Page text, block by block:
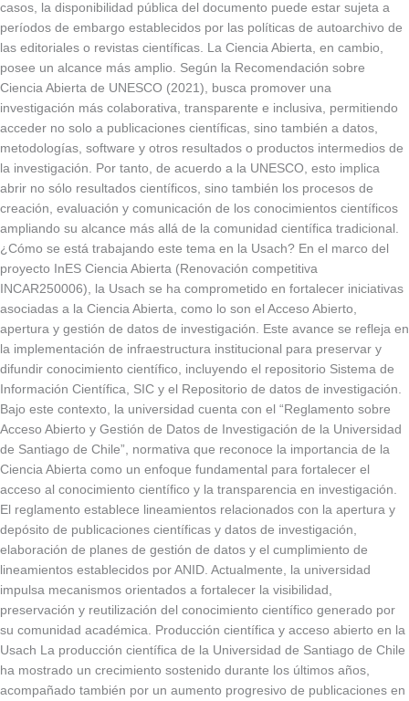
casos, la disponibilidad pública del documento puede estar sujeta a
períodos de embargo establecidos por las políticas de autoarchivo de
las editoriales o revistas científicas. La Ciencia Abierta, en cambio,
posee un alcance más amplio. Según la Recomendación sobre
Ciencia Abierta de UNESCO (2021), busca promover una
investigación más colaborativa, transparente e inclusiva, permitiendo
acceder no solo a publicaciones científicas, sino también a datos,
metodologías, software y otros resultados o productos intermedios de
la investigación. Por tanto, de acuerdo a la UNESCO, esto implica
abrir no sólo resultados científicos, sino también los procesos de
creación, evaluación y comunicación de los conocimientos científicos
ampliando su alcance más allá de la comunidad científica tradicional.
¿Cómo se está trabajando este tema en la Usach? En el marco del
proyecto InES Ciencia Abierta (Renovación competitiva
INCAR250006), la Usach se ha comprometido en fortalecer iniciativas
asociadas a la Ciencia Abierta, como lo son el Acceso Abierto,
apertura y gestión de datos de investigación. Este avance se refleja en
la implementación de infraestructura institucional para preservar y
difundir conocimiento científico, incluyendo el repositorio Sistema de
Información Científica, SIC y el Repositorio de datos de investigación.
Bajo este contexto, la universidad cuenta con el “Reglamento sobre
Acceso Abierto y Gestión de Datos de Investigación de la Universidad
de Santiago de Chile”, normativa que reconoce la importancia de la
Ciencia Abierta como un enfoque fundamental para fortalecer el
acceso al conocimiento científico y la transparencia en investigación.
El reglamento establece lineamientos relacionados con la apertura y
depósito de publicaciones científicas y datos de investigación,
elaboración de planes de gestión de datos y el cumplimiento de
lineamientos establecidos por ANID. Actualmente, la universidad
impulsa mecanismos orientados a fortalecer la visibilidad,
preservación y reutilización del conocimiento científico generado por
su comunidad académica. Producción científica y acceso abierto en la
Usach La producción científica de la Universidad de Santiago de Chile
ha mostrado un crecimiento sostenido durante los últimos años,
acompañado también por un aumento progresivo de publicaciones en